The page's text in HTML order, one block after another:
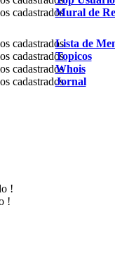
Mural de
Lista de
Topicos
Whois
Jornal